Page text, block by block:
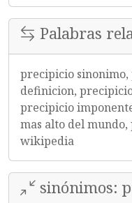
Palabras
precipicio
definicion,
precipicio
mas alto del
wikipedia
sinónimos: